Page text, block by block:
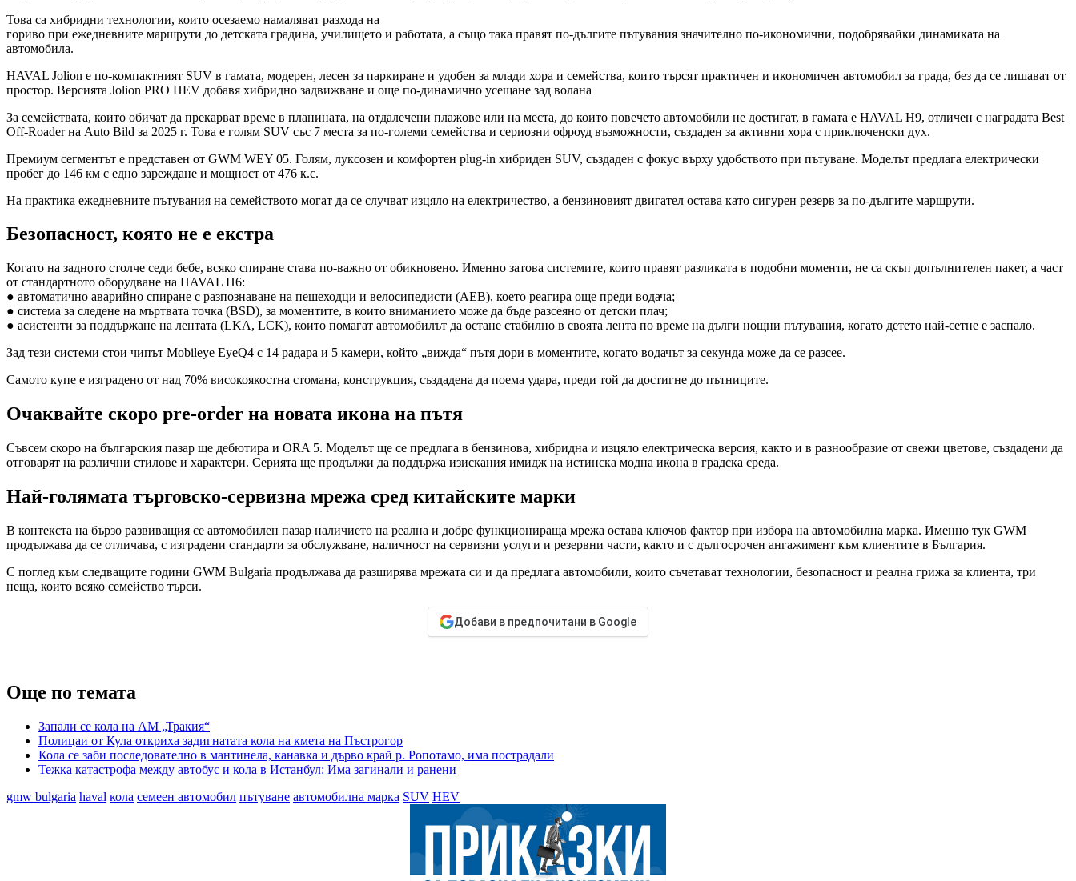
Това са хибридни технологии, които осезаемо намаляват разхода на
гориво при ежедневните маршрути до детската градина, училището и работата, а също така правят по-дългите пътувания значително по-икономични, подобрявайки динамиката на
автомобила.
HAVAL Jolion е по-компактният SUV в гамата, модерен, лесен за паркиране и удобен за млади хора и семейства, които търсят практичен и икономичен автомобил за града, без да се лишават от
простор. Версията Jolion PRO HEV добавя хибридно задвижване и още по-динамично усещане зад волана
За семействата, които обичат да прекарват време в планината, на отдалечени плажове или на места, до които повечето автомобили не достигат, в гамата е HAVAL H9, отличен с наградата Best
Off-Roader на Auto Bild за 2025 г. Това е голям SUV със 7 места за по-големи семейства и сериозни офроуд възможности, създаден за активни хора с приключенски дух.
Премиум сегментът е представен от GWM WEY 05. Голям, луксозен и комфортен plug-in хибриден SUV, създаден с фокус върху удобството при пътуване. Моделът предлага електрически
пробег до 146 км с едно зареждане и мощност от 476 к.с.
На практика ежедневните пътувания на семейството могат да се случват изцяло на електричество, а бензиновият двигател остава като сигурен резерв за по-дългите маршрути.
Безопасност, която не е екстра
Когато на задното столче седи бебе, всяко спиране става по-важно от обикновено. Именно затова системите, които правят разликата в подобни моменти, не са скъп допълнителен пакет, а част
от стандартното оборудване на HAVAL H6:
● автоматично аварийно спиране с разпознаване на пешеходци и велосипедисти (AEB), което реагира още преди водача;
● система за следене на мъртвата точка (BSD), за моментите, в които вниманието може да бъде разсеяно от детски плач;
● асистенти за поддържане на лентата (LKA, LCK), които помагат автомобилът да остане стабилно в своята лента по време на дълги нощни пътувания, когато детето най-сетне е заспало.
Зад тези системи стои чипът Mobileye EyeQ4 с 14 радара и 5 камери, който „вижда“ пътя дори в моментите, когато водачът за секунда може да се разсее.
Самото купе е изградено от над 70% високоякостна стомана, конструкция, създадена да поема удара, преди той да достигне до пътниците.
Очаквайте скоро pre-order на новата икона на пътя
Съвсем скоро на българския пазар ще дебютира и ORA 5. Моделът ще се предлага в бензинова, хибридна и изцяло електрическа версия, както и в разнообразие от свежи цветове, създадени да
отговарят на различни стилове и характери. Серията ще продължи да поддържа изискания имидж на истинска модна икона в градска среда.
Най-голямата търговско-сервизна мрежа сред китайските марки
В контекста на бързо развиващия се автомобилен пазар наличието на реална и добре функционираща мрежа остава ключов фактор при избора на автомобилна марка. Именно тук GWM
продължава да се отличава, с изградени стандарти за обслужване, наличност на сервизни услуги и резервни части, както и с дългосрочен ангажимент към клиентите в България.
С поглед към следващите години GWM Bulgaria продължава да разширява мрежата си и да предлага автомобили, които съчетават технологии, безопасност и реална грижа за клиента, три
неща, които всяко семейство търси.
Добави в предпочитани в Google
Още по темата
Запали се кола на АМ „Тракия“
Полицаи от Кула откриха задигнатата кола на кмета на Пъстрогор
Кола се заби последователно в мантинела, канавка и дърво край р. Ропотамо, има пострадали
Тежка катастрофа между автобус и кола в Истанбул: Има загинали и ранени
gmw bulgaria haval кола семеен автомобил пътуване автомобилна марка SUV HEV